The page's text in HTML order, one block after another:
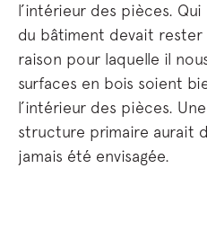
l’intérieur des pièces.
du bâtiment devait rester
raison pour laquelle il
surfaces en bois soient
l’intérieur des pièces.
structure primaire aurait
jamais été envisagée.